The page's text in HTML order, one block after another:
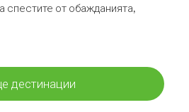
спестите от обажданията,
дестинации